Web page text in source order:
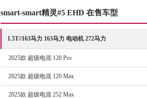
smart-smart精灵#5 EHD 在售车型
1.5T//163马力 163马力 电动机 272马力
2025款 超级电混 120 Pro
2025款 超级电混 120 Max
2025款 超级电混 252 Max